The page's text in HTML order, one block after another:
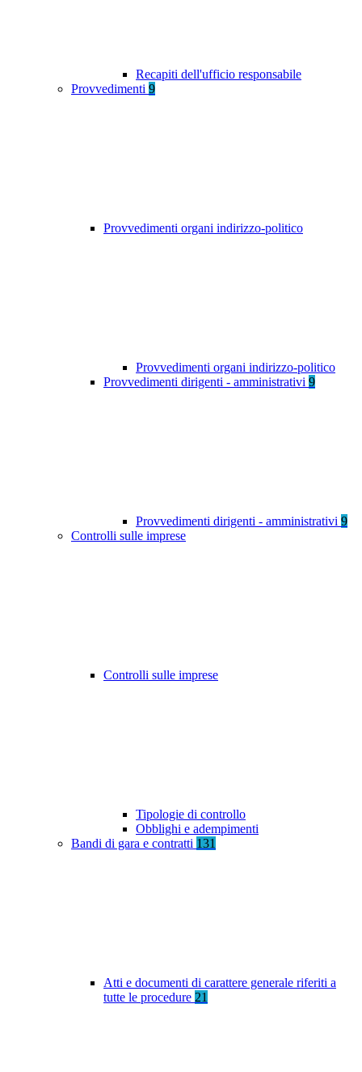
Recapiti dell'ufficio responsabile
Provvedimenti 9
Provvedimenti organi indirizzo-politico
Provvedimenti organi indirizzo-politico
Provvedimenti dirigenti - amministrativi 9
Provvedimenti dirigenti - amministrativi 9
Controlli sulle imprese
Controlli sulle imprese
Tipologie di controllo
Obblighi e adempimenti
Bandi di gara e contratti 131
Atti e documenti di carattere generale riferiti a
tutte le procedure 21